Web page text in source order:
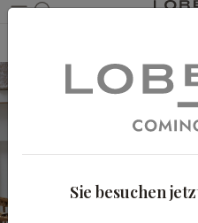
Sie besuchen